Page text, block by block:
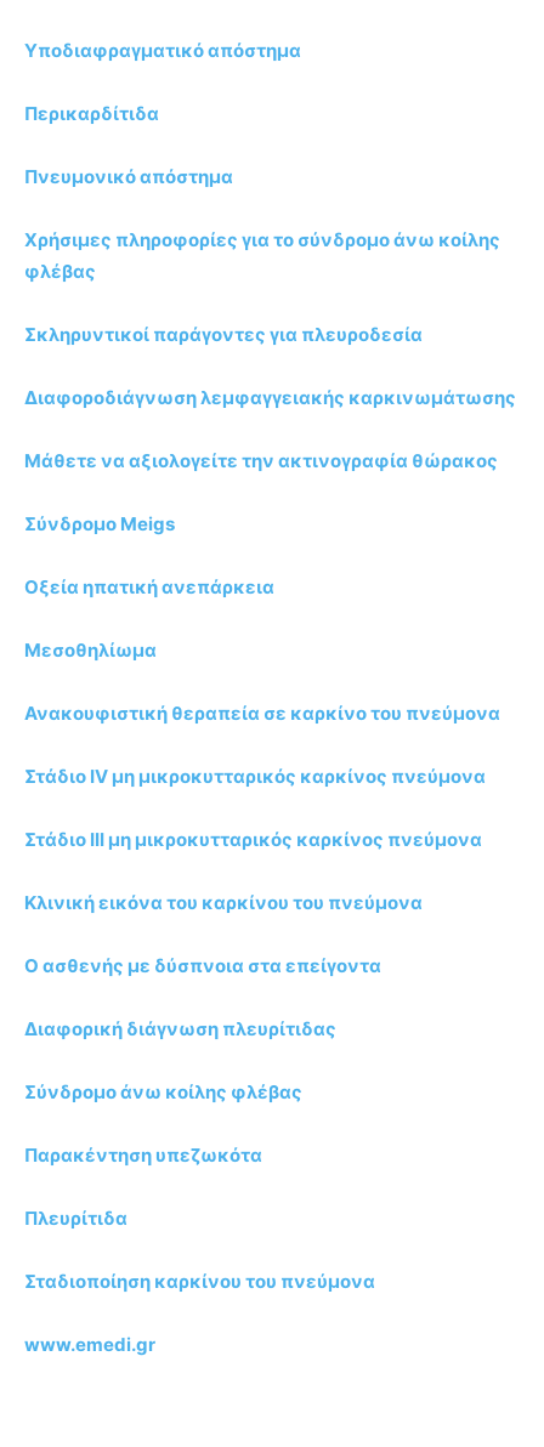
Υποδιαφραγματικό απόστημα
Περικαρδίτιδα
Πνευμονικό απόστημα
Χρήσιμες πληροφορίες για το σύνδρομο άνω κοίλης
φλέβας
Σκληρυντικοί παράγοντες για πλευροδεσία
Διαφοροδιάγνωση λεμφαγγειακής καρκινωμάτωσης
Μάθετε να αξιολογείτε την ακτινογραφία θώρακος
Σύνδρομο Meigs
Οξεία ηπατική ανεπάρκεια
Μεσοθηλίωμα
Ανακουφιστική θεραπεία σε καρκίνο του πνεύμονα
Στάδιο IV μη μικροκυτταρικός καρκίνος πνεύμονα
Στάδιο ΙΙΙ μη μικροκυτταρικός καρκίνος πνεύμονα
Κλινική εικόνα του καρκίνου του πνεύμονα
Ο ασθενής με δύσπνοια στα επείγοντα
Διαφορική διάγνωση πλευρίτιδας
Σύνδρομο άνω κοίλης φλέβας
Παρακέντηση υπεζωκότα
Πλευρίτιδα
Σταδιοποίηση καρκίνου του πνεύμονα
www.emedi.gr